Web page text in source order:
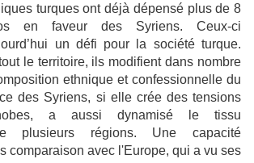
turques ont déjà dépensé plus de 8
en faveur des Syriens. Ceux-ci
un défi pour la société turque.
le territoire, ils modifient dans nombre
ethnique et confessionnelle du
des Syriens, si elle crée des tensions
a aussi dynamisé le tissu
plusieurs régions. Une capacité
comparaison avec l'Europe, qui a vu ses